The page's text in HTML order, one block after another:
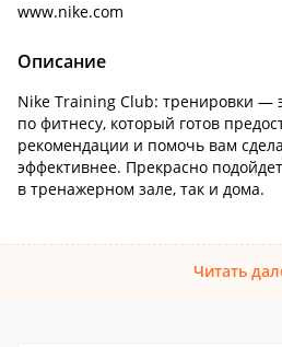
www.nike.com
Описание
Nike Training Club: тренировки —
по фитнесу, который готов
рекомендации и помочь вам
эффективнее. Прекрасно
в тренажерном зале, так и дома.
Читать